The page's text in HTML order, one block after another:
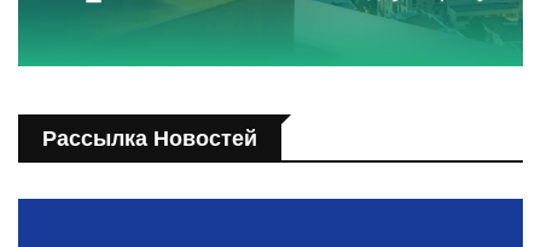
Рассылка Новостей